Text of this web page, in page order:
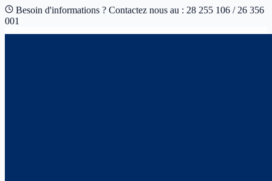
Besoin d'informations ? Contactez nous au : 28 255 106 / 26 356
001